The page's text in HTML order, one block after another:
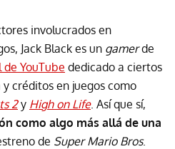
involucrados en
Jack Black es un gamerde
de YouTube dedicado a ciertos
créditos en juegos como
2y High on Life. Así que sí,
como algo más allá de una
de Super Mario Bros.